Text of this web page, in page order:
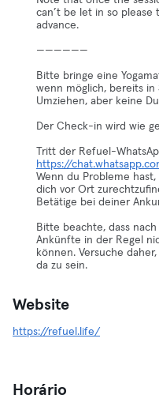
can’t be let in so please
advance.
——————
Bitte bringe eine
wenn möglich, bereits in
Umziehen, aber keine
Der Check-in wird wie
Tritt der Refuel-
https://
Wenn du Probleme
dich vor Ort
Betätige bei deiner
Bitte beachte, dass
Ankünfte in der Regel
können. Versuche
da zu sein.
Website
https://refuel.life/
Horário